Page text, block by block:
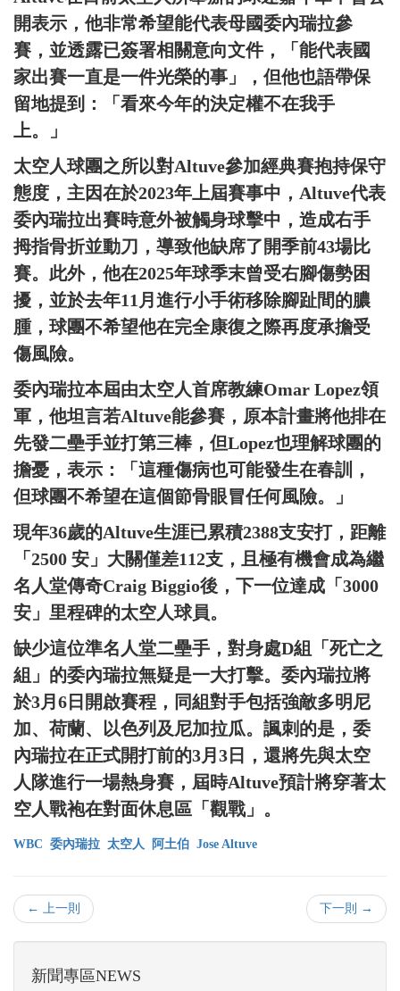
開表示，他非常希望能代表母國委內瑞拉參
賽，並透露已簽署相關意向文件，「能代表國
家出賽一直是一件光榮的事」，但他也語帶保
留地提到：「看來今年的決定權不在我手
上。」
太空人球團之所以對Altuve參加經典賽抱持保守
態度，主因在於2023年上屆賽事中，Altuve代表
委內瑞拉出賽時意外被觸身球擊中，造成右手
拇指骨折並動刀，導致他缺席了開季前43場比
賽。此外，他在2025年球季末曾受右腳傷勢困
擾，並於去年11月進行小手術移除腳趾間的膿
腫，球團不希望他在完全康復之際再度承擔受
傷風險。
委內瑞拉本屆由太空人首席教練Omar Lopez領
軍，他坦言若Altuve能參賽，原本計畫將他排在
先發二壘手並打第三棒，但Lopez也理解球團的
擔憂，表示：「這種傷病也可能發生在春訓，
但球團不希望在這個節骨眼冒任何風險。」
現年36歲的Altuve生涯已累積2388支安打，距離
「2500 安」大關僅差112支，且極有機會成為繼
名人堂傳奇Craig Biggio後，下一位達成「3000
安」里程碑的太空人球員。
缺少這位準名人堂二壘手，對身處D組「死亡之
組」的委內瑞拉無疑是一大打擊。委內瑞拉將
於3月6日開啟賽程，同組對手包括強敵多明尼
加、荷蘭、以色列及尼加拉瓜。諷刺的是，委
內瑞拉在正式開打前的3月3日，還將先與太空
人隊進行一場熱身賽，屆時Altuve預計將穿著太
空人戰袍在對面休息區「觀戰」。
WBC 委內瑞拉 太空人 阿土伯 Jose Altuve
← 上一則 下一則 →
新聞專區NEWS